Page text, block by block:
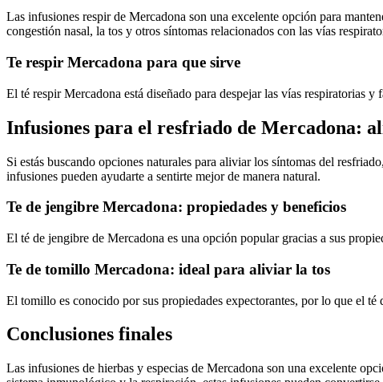
Las infusiones respir de Mercadona son una excelente opción para
congestión nasal, la tos y otros síntomas relacionados con las vías
Te respir Mercadona para que sirve
El té respir Mercadona está diseñado para despejar las vías respiratorias
Infusiones para el resfriado de Mercadona:
Si estás buscando opciones naturales para aliviar los síntomas del
infusiones pueden ayudarte a sentirte mejor de manera natural.
Te de jengibre Mercadona: propiedades y beneficios
El té de jengibre de Mercadona es una opción popular gracias a sus
Te de tomillo Mercadona: ideal para aliviar la tos
El tomillo es conocido por sus propiedades expectorantes, por lo que el
Conclusiones finales
Las infusiones de hierbas y especias de Mercadona son una excelente